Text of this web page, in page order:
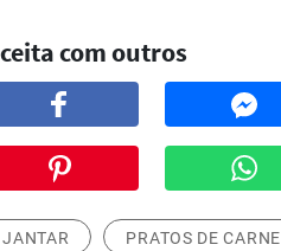
com outros
JANTAR PRATOS DE CARNE